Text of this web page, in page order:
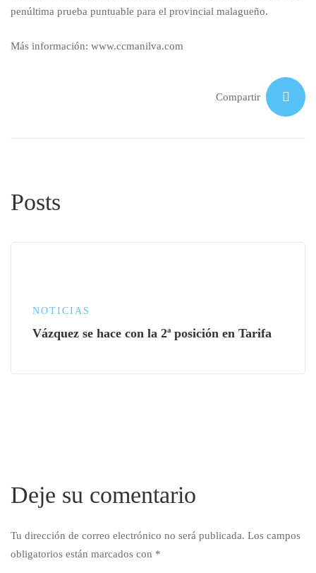
penúltima prueba puntuable para el provincial malagueño.
Más información: www.ccmanilva.com
Compartir
Posts
NOTICIAS
Vázquez se hace con la 2ª posición en Tarifa
Deje su comentario
Tu dirección de correo electrónico no será publicada. Los campos
obligatorios están marcados con *